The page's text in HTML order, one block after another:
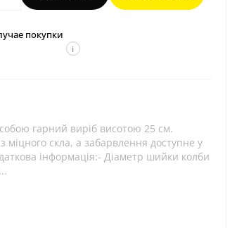
покупки
i
гарний виріб висотою 25 см.
міцного скла, а забарвлення доступне у
інформація:- Діаметр шийки колби